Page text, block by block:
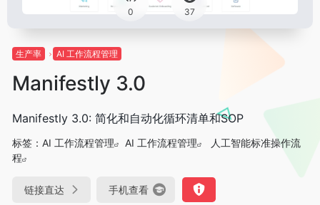
0 37
生产率 AI 工作流程管理
Manifestly 3.0
Manifestly 3.0: 简化和自动化循环清单和SOP
标签： AI 工作流程管理 AI 工作流程管理
人工智能标准操作流
程
链接直达 手机查看